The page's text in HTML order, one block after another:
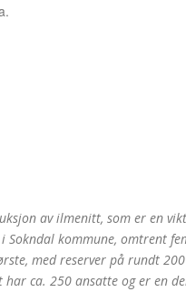
av ilmenitt, som er en
Sokndal kommune, omtrent
med reserver på rundt
ca. 250 ansatte og er en